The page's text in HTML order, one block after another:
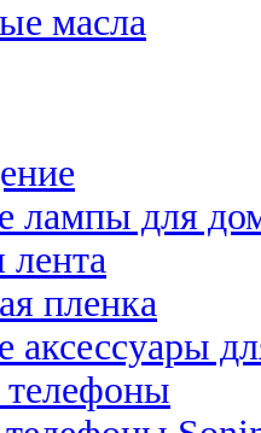
масла
лампы для
лента
пленка
аксессуары